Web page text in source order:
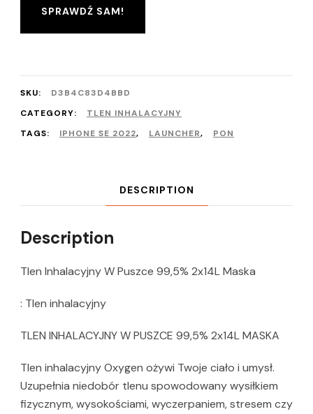
SPRAWDŹ SAM!
SKU:
D3B4C83D4BBD
CATEGORY:
TLEN INHALACYJNY
TAGS:
IPHONE SE 2022, LAUNCHER, PON
DESCRIPTION
Description
Tlen Inhalacyjny W Puszce 99,5% 2x14L Maska
: Tlen inhalacyjny
TLEN INHALACYJNY W PUSZCE 99,5% 2x14L MASKA
Tlen inhalacyjny Oxygen ożywi Twoje ciało i umysł.
Uzupełnia niedobór tlenu spowodowany wysiłkiem
fizycznym, wysokościami, wyczerpaniem, stresem czy